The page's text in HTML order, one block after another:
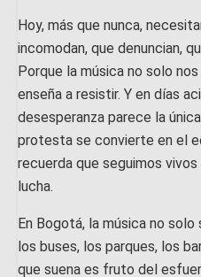
Hoy, más que nunca,
incomodan, que denuncian,
Porque la música no solo
enseña a resistir. Y en días
desesperanza parece la
protesta se convierte en el
recuerda que seguimos
lucha.
En Bogotá, la música no solo
los buses, los parques, los
que suena es fruto del